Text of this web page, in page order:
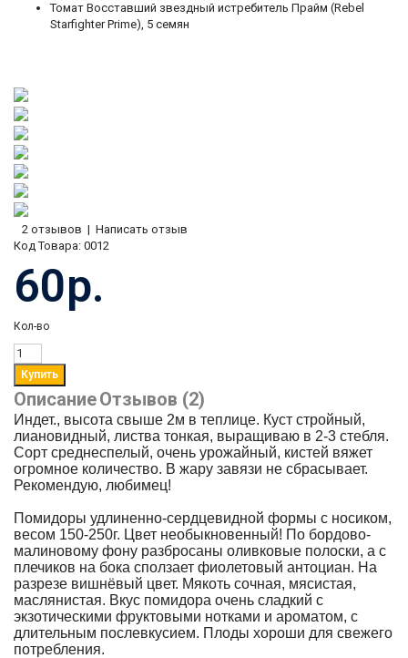
Томат Восставший звездный истребитель Прайм (Rebel
Starfighter Prime), 5 семян
2 отзывов | Написать отзыв
Код Товара: 0012
60р.
Кол-во
ОписаниеОтзывов (2)
Индет., высота свыше 2м в теплице. Куст стройный,
лиановидный, листва тонкая, выращиваю в 2-3 стебля.
Сорт среднеспелый, очень урожайный, кистей вяжет
огромное количество. В жару завязи не сбрасывает.
Рекомендую, любимец!
Помидоры удлиненно-сердцевидной формы с носиком,
весом 150-250г. Цвет необыкновенный! По бордово-
малиновому фону разбросаны оливковые полоски, а с
плечиков на бока сползает фиолетовый антоциан. На
разрезе вишнёвый цвет. Мякоть сочная, мясистая,
маслянистая. Вкус помидора очень сладкий с
экзотическими фруктовыми нотками и ароматом, с
длительным послевкусием. Плоды хороши для свежего
потребления.